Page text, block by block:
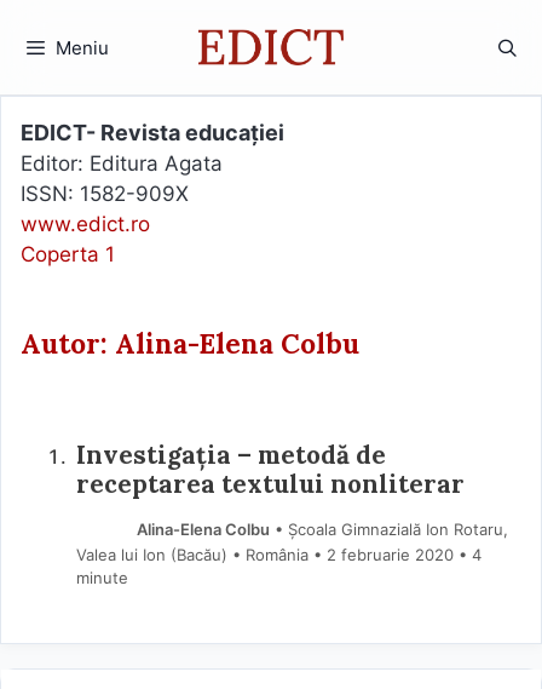
Meniu
EDICT- Revista educației
Editor: Editura Agata
ISSN: 1582-909X
www.edict.ro
Coperta 1
Autor: Alina-Elena Colbu
Investigația – metodă de
receptarea textului nonliterar
Alina-Elena Colbu • Școala Gimnazială Ion Rotaru,
Valea lui Ion (Bacău) • România
2 februarie 2020 • 4
minute